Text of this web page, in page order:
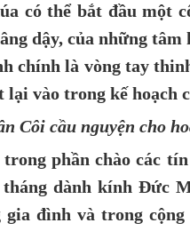
có thể bắt đầu một
dậy, của những
chính là vòng tay
lại vào trong kế hoạch
Côi cầu nguyện cho
phần chào các
dành kính Đức
đình và trong